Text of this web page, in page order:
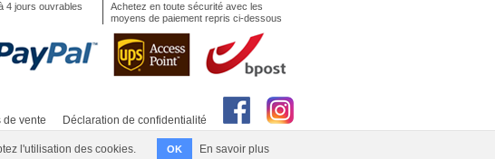
4 jours ouvrables
Achetez en toute sécurité avec les
moyens de paiement repris ci-dessous
vente Déclaration de confidentialité
l'utilisation des cookies. OK En savoir plus